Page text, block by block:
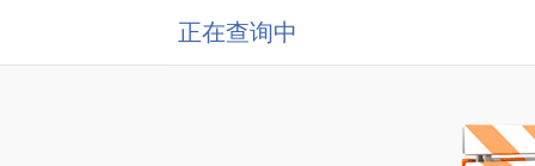
正在查询中